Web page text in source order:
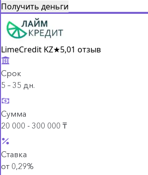
Получить деньги
LimeCredit KZ★5,01 отзыв
Срок
5 – 35 дн.
Сумма
20 000 - 300 000 ₸
Ставка
от 0,29%